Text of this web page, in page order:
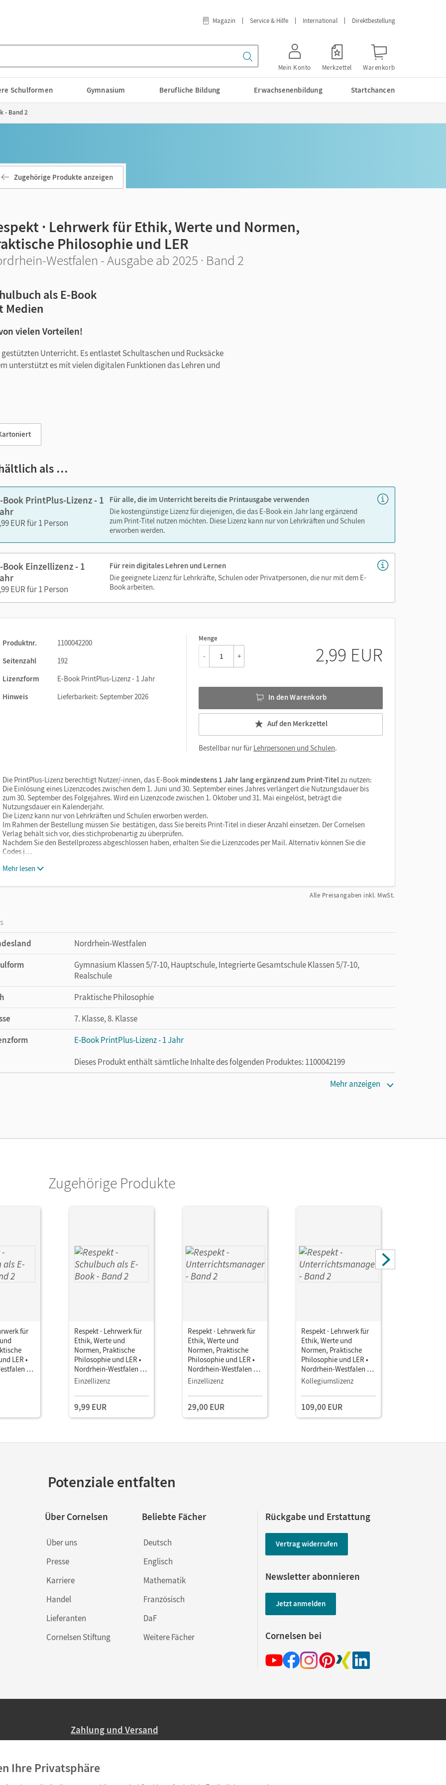
Magazin Service & Hilfe International Direktbestellung
Mein Konto Merkzettel Warenkorb
Schulformen Gymnasium Berufliche Bildung Erwachsenenbildung Startchancen
- Band 2
Zugehörige Produkte anzeigen
· Lehrwerk für Ethik, Werte und Normen,
Philosophie und LER
Westfalen - Ausgabe ab 2025 · Band 2
als E-Book
Medien
vielen Vorteilen!
Unterricht. Es entlastet Schultaschen und Rucksäcke
unterstützt es mit vielen digitalen Funktionen das Lehren und
Sie sind seitengenau platziert, damit Sie und Ihre Schüler/-innen
gestalten Sie das Lehren und Lernen zeitsparend und
Suchen!
als …
Book PrintPlus-Lizenz - 1
EUR für 1 Person
Für alle, die im Unterricht bereits die Printausgabe verwenden
Die kostengünstige Lizenz für diejenigen, die das E-Book ein Jahr lang ergänzend
zum Print-Titel nutzen möchten. Diese Lizenz kann nur von Lehrkräften und Schulen
erworben werden.
Book Einzellizenz - 1
EUR für 1 Person
Für rein digitales Lehren und Lernen
Die geeignete Lizenz für Lehrkräfte, Schulen oder Privatpersonen, die nur mit dem E-
Book arbeiten.
Produktnr.
1100042200
Seitenzahl
192
Lizenzform
E-Book PrintPlus-Lizenz - 1 Jahr
Hinweis
Lieferbarkeit: September 2026
Menge
1
- + 2,99 EUR
In den Warenkorb
Auf den Merkzettel
Bestellbar nur fürLehrpersonen und Schulen.
Die PrintPlus-Lizenz berechtigt Nutzer/-innen, das E-Book mindestens 1 Jahr lang ergänzend zum Print-Titelzu nutzen:
Die Einlösung eines Lizenzcodes zwischen dem 1. Juni und 30. September eines Jahres verlängert die Nutzungsdauer bis
zum 30. September des Folgejahres. Wird ein Lizenzcode zwischen 1. Oktober und 31. Mai eingelöst, beträgt die
Nutzungsdauer ein Kalenderjahr.
Die Lizenz kann nur von Lehrkräften und Schulen erworben werden.
Im Rahmen der Bestellung müssen Sie bestätigen, dass Sie bereits Print-Titel in dieser Anzahl einsetzen. Der Cornelsen
Verlag behält sich vor, dies stichprobenartig zu überprüfen.
Nachdem Sie den Bestellprozess abgeschlossen haben, erhalten Sie die Lizenzcodes per Mail. Alternativ können Sie die
Codes j…
Mehr lesen
Alle Preisangaben inkl. MwSt.
Nordrhein-Westfalen
Gymnasium Klassen 5/7-10, Hauptschule, Integrierte Gesamtschule Klassen 5/7-10,
Realschule
Praktische Philosophie
7. Klasse, 8. Klasse
E-Book PrintPlus-Lizenz - 1 Jahr
Dieses Produkt enthält sämtliche Inhalte des folgenden Produktes: 1100042199
Die kostengünstige Lizenz für diejenigen, die das E-Book ein Jahr lang ergänzend zum Print-
in
Brüning, Barbara
Mehr anzeigen
Zugehörige Produkte
für
LER •
-
· Band
als E-
Respekt · Lehrwerk für
Ethik, Werte und
Normen, Praktische
Philosophie und LER •
Nordrhein-Westfalen -
Ausgabe ab 2025 · Band
Book Mit Medien
Einzellizenz
9,99 EUR
Respekt · Lehrwerk für
Ethik, Werte und
Normen, Praktische
Philosophie und LER •
Nordrhein-Westfalen -
Ausgabe ab 2025 · Band
E-Book mit
Lehrkräftematerialien
und Planungstools
Einzellizenz
29,00 EUR
Respekt · Lehrwerk für
Ethik, Werte und
Normen, Praktische
Philosophie und LER •
Nordrhein-Westfalen -
Ausgabe ab 2025 · Band
2 • Unterrichtsmanager
E-Book mit
Lehrkräftematerialien
und Planungstools
Kollegiumslizenz
109,00 EUR
Potenziale entfalten
Über Cornelsen
Über uns
Presse
Karriere
Handel
Lieferanten
Cornelsen Stiftung
Beliebte Fächer
Deutsch
Englisch
Mathematik
Französisch
DaF
Weitere Fächer
Rückgabe und Erstattung
Vertrag widerrufen
Newsletter abonnieren
Jetzt anmelden
Cornelsen bei
Zahlung und Versand
Ab 59,– EUR Bestellwert liefern wir versandkostenfrei innerhalb Deutschlands
Ihre Privatsphäre